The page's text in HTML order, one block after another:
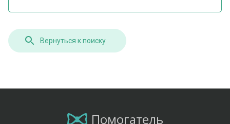
Вернуться к поиску
Помогатель